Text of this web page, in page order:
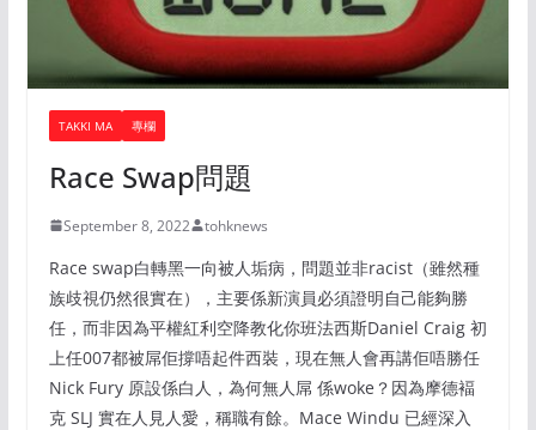
TAKKI MA 專欄
Race Swap問題
September 8, 2022 tohknews
Race swap白轉黑一向被人垢病，問題並非racist（雖然種
族歧視仍然很實在），主要係新演員必須證明自己能夠勝
任，而非因為平權紅利空降教化你班法西斯Daniel Craig 初
上任007都被屌佢撐唔起件西裝，現在無人會再講佢唔勝任
Nick Fury 原設係白人，為何無人屌 係woke？因為摩德褔
克 SLJ 實在人見人愛，稱職有餘。Mace Windu 已經深入